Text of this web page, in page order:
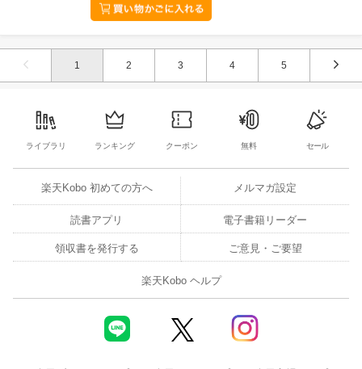
1 2 3 4 5
ライブラリ ランキング クーポン 無料 セール
楽天Kobo 初めての方へ メルマガ設定
読書アプリ 電子書籍リーダー
領収書を発行する ご意見・ご要望
楽天Kobo ヘルプ